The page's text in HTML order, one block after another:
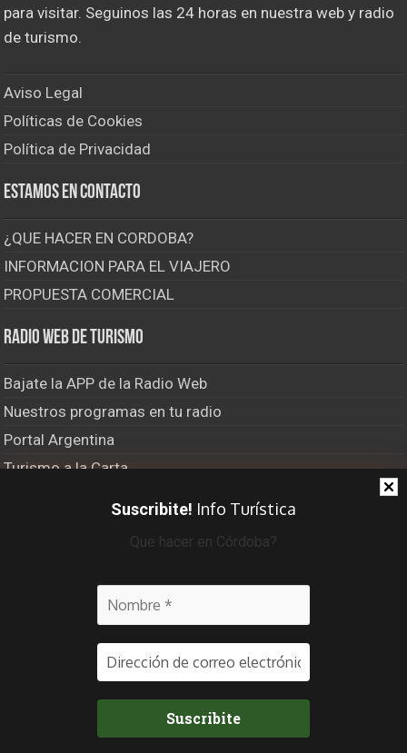
Suscribite! Info Turística
Que hacer en Córdoba?
para visitar. Seguinos las 24 horas en nuestra web y radio
de turismo.
Aviso Legal
Políticas de Cookies
Política de Privacidad
Estamos en contacto
¿QUE HACER EN CORDOBA?
INFORMACION PARA EL VIAJERO
PROPUESTA COMERCIAL
Radio Web de Turismo
Bajate la APP de la Radio Web
Nuestros programas en tu radio
Portal Argentina
Turismo a la Carta